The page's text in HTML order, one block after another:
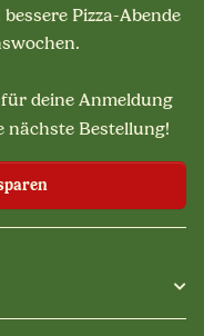
Pizza-Abende
deine Anmeldung
nächste Bestellung!